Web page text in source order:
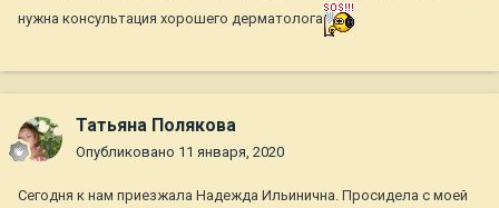
нужна консультация хорошего дерматолога
Татьяна Полякова
Опубликовано 11 января, 2020
Сегодня к нам приезжала Надежда Ильинична. Просидела с моей